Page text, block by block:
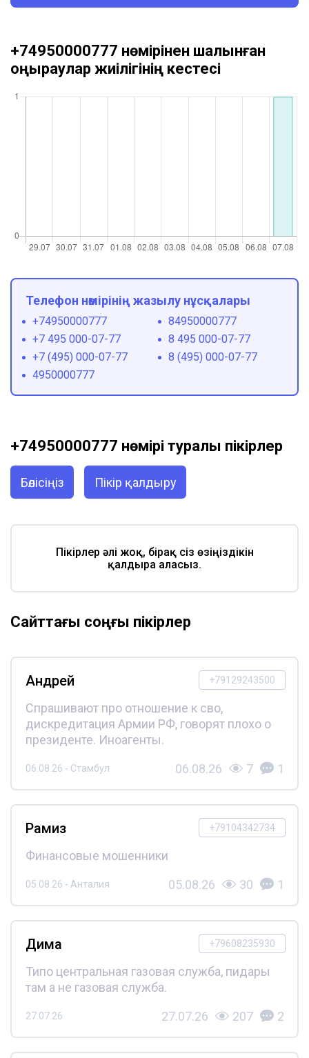
+74950000777 нөмірінен шалынған
қоңыраулар жиілігінің кестесі
Телефон нөмірінің жазылу нұсқалары
+74950000777
84950000777
+7 495 000-07-77
8 495 000-07-77
+7 (495) 000-07-77
8 (495) 000-07-77
4950000777
+74950000777 нөмірі туралы пікірлер
Бөлісіңіз Пікір қалдыру
Пікірлер әлі жоқ, бірақ сіз өзіңіздікін
қалдыра аласыз.
Сайттағы соңғы пікірлер
+79129243500
Андрей
Спрашивают про отношение к сво,
дискредитация Армии РФ, говорят плохо о
президенте. Иноагенты.
06.08.26 - Стамбул 06.08.26 7 1
+79104342734
Рамиз
Финансовые мошенники
05.08.26 - Анталия 05.08.26 30 1
+79608235930
Дима
Типо центральная газовая служба, пидары
там а не газовая служба.
27.07.26 27.07.26 207 2